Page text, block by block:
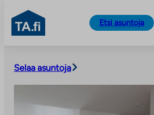
sisältöön
TA.fi
Etsi asuntoja
Selaa asuntoja